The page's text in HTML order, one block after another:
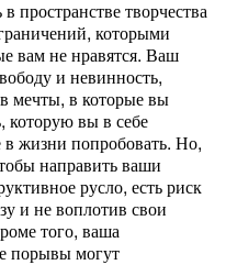
пространстве творчества
которыми
вам не нравятся. Ваш
и невинность,
мечты, в которые вы
которую вы в себе
в жизни попробовать. Но,
направить ваши
русло, есть риск
и не воплотив свои
того, ваша
порывы могут